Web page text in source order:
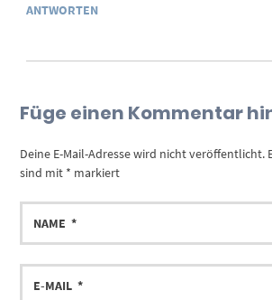
ANTWORTEN
Füge einen Kommentar
Deine E-Mail-Adresse wird nicht veröffentlicht.
sind mit * markiert
NAME
E-
MAIL